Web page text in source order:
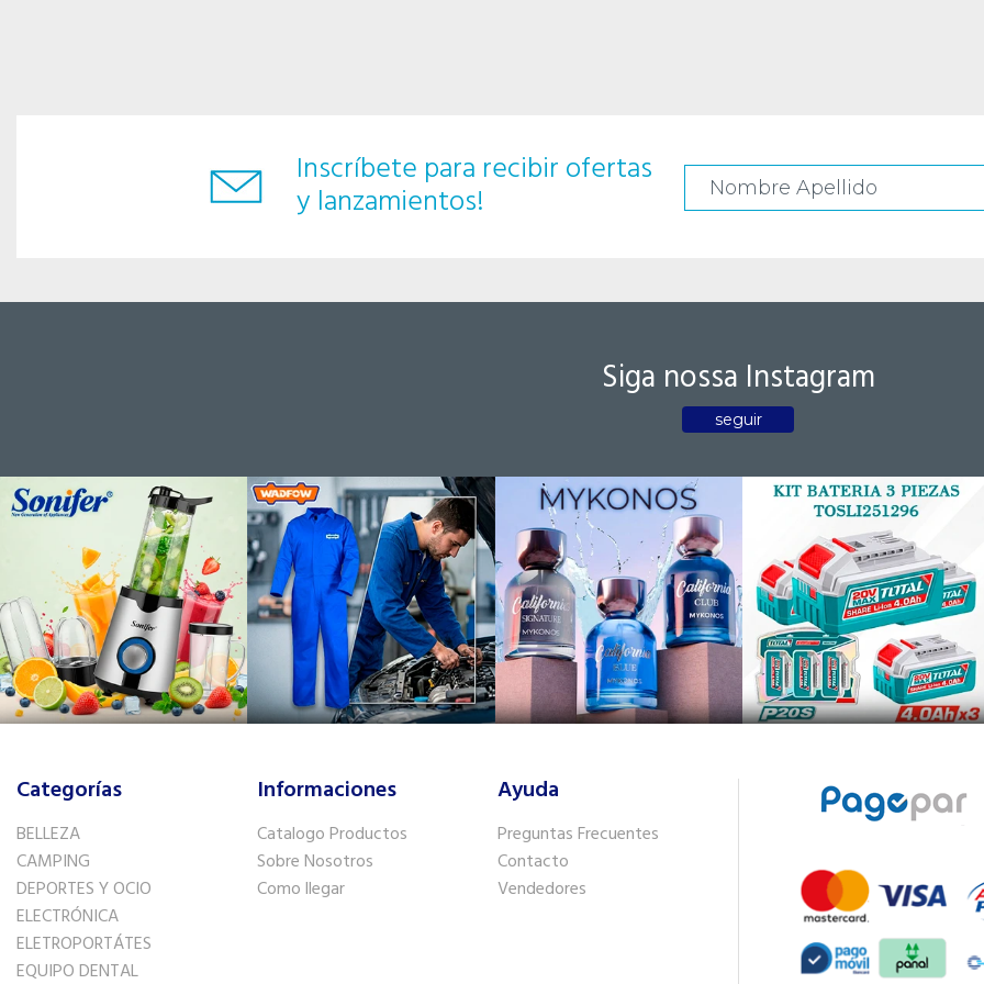
Inscríbete para recibir ofertas
y lanzamientos!
Siga nossa Instagram
seguir
Categorías
BELLEZA
CAMPING
DEPORTES Y OCIO
ELECTRÓNICA
ELETROPORTÁTES
EQUIPO DENTAL
Informaciones
Catalogo Productos
Sobre Nosotros
Como llegar
Ayuda
Preguntas Frecuentes
Contacto
Vendedores